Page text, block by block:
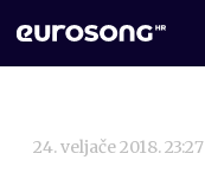
24. veljače 2018. 23:27